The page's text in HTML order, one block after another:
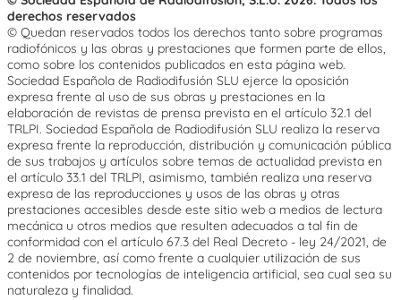
derechos reservados
© Quedan reservados todos los derechos tanto sobre programas
radiofónicos y las obras y prestaciones que formen parte de ellos,
como sobre los contenidos publicados en esta página web.
Sociedad Española de Radiodifusión SLU ejerce la oposición
expresa frente al uso de sus obras y prestaciones en la
elaboración de revistas de prensa prevista en el artículo 32.1 del
TRLPI. Sociedad Española de Radiodifusión SLU realiza la reserva
expresa frente la reproducción, distribución y comunicación pública
de sus trabajos y artículos sobre temas de actualidad prevista en
el artículo 33.1 del TRLPI, asimismo, también realiza una reserva
expresa de las reproducciones y usos de las obras y otras
prestaciones accesibles desde este sitio web a medios de lectura
mecánica u otros medios que resulten adecuados a tal fin de
conformidad con el artículo 67.3 del Real Decreto - ley 24/2021, de
2 de noviembre, así como frente a cualquier utilización de sus
contenidos por tecnologías de inteligencia artificial, sea cual sea su
naturaleza y finalidad.